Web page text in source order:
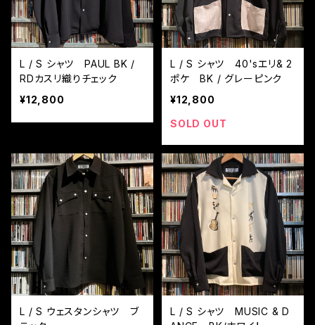
L / S シャツ PAUL BK /
RDカスリ織りチェック
¥12,800
L / S シャツ 40'sエリ& 2
ポケ BK / グレーピンク
¥12,800
SOLD OUT
L / S ウェスタンシャツ ブ
L / S シャツ MUSIC & D